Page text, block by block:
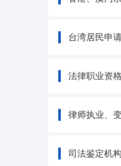
台湾居民申
法律职业资
律师执业、
司法鉴定机